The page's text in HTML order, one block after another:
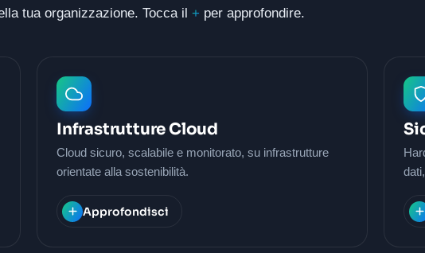
tua organizzazione. Tocca il + per approfondire.
Infrastrutture Cloud
Cloud sicuro, scalabile e monitorato, su infrastrutture
orientate alla sostenibilità.
Approfondisci